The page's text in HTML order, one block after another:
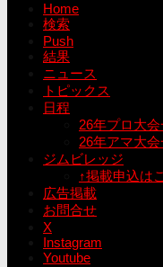
Home
検索
Push
結果
ニュース
トピックス
日程
26年プロ大
26年アマ大
ジムビレッジ
↑掲載申込は
広告掲載
お問合せ
X
Instagram
Youtube